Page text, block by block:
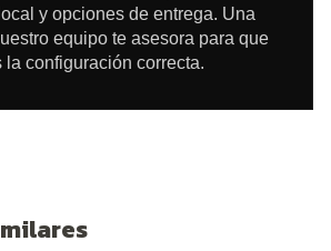
y opciones de entrega. Una
equipo te asesora para que
la configuración correcta.